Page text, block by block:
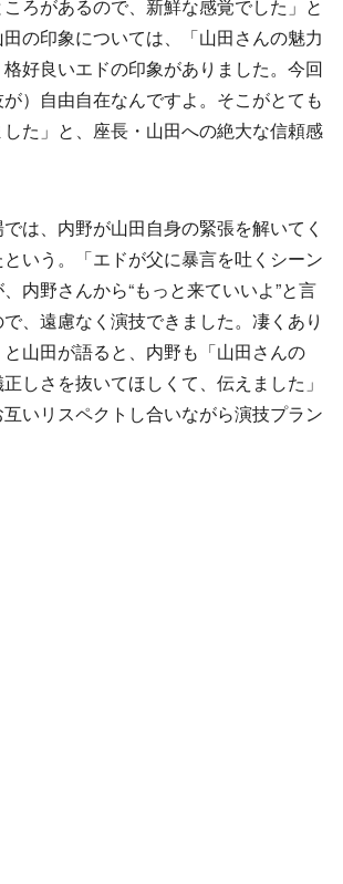
ろがあるので、新鮮な感覚でした」と
の印象については、「山田さんの魅力
好良いエドの印象がありました。今回
）自由自在なんですよ。そこがとても
た」と、座長・山田への絶大な信頼感
は、内野が山田自身の緊張を解いてく
いう。「エドが父に暴言を吐くシーン
内野さんから“もっと来ていいよ”と言
、遠慮なく演技できました。凄くあり
山田が語ると、内野も「山田さんの
正しさを抜いてほしくて、伝えました」
いリスペクトし合いながら演技プラン